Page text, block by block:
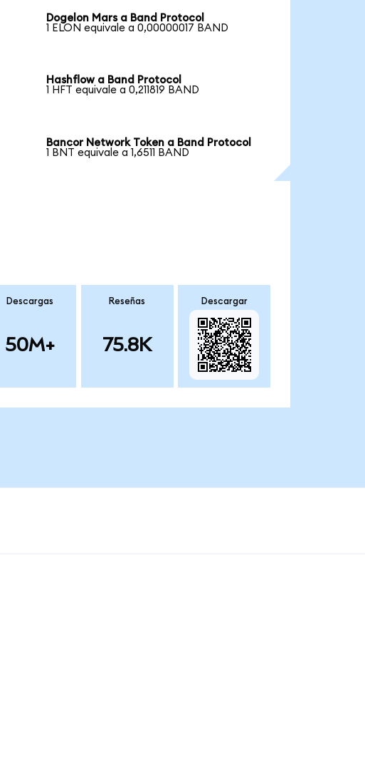
Dogelon Mars a Band Protocol
1 ELON equivale a 0,00000017 BAND
Hashflow a Band Protocol
1 HFT equivale a 0,211819 BAND
Bancor Network Token a Band Protocol
1 BNT equivale a 1,6511 BAND
Descargas
50M+
Reseñas
75.8K
Descargar